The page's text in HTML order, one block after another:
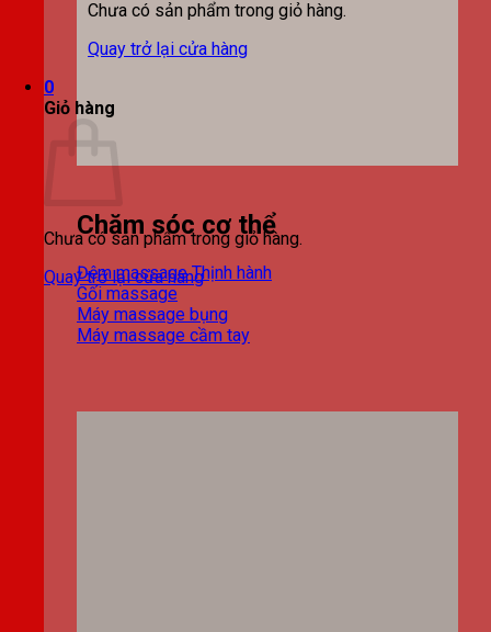
Chưa có sản phẩm trong giỏ hàng.
Quay trở lại cửa hàng
0
Giỏ hàng
Chưa có sản phẩm trong giỏ hàng.
Quay trở lại cửa hàng
Chăm sóc cơ thể
Đệm massage
Gối massage
Máy massage bụng
Máy massage cầm tay